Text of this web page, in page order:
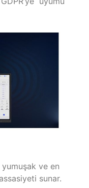
yumuşak ve en
sunar.